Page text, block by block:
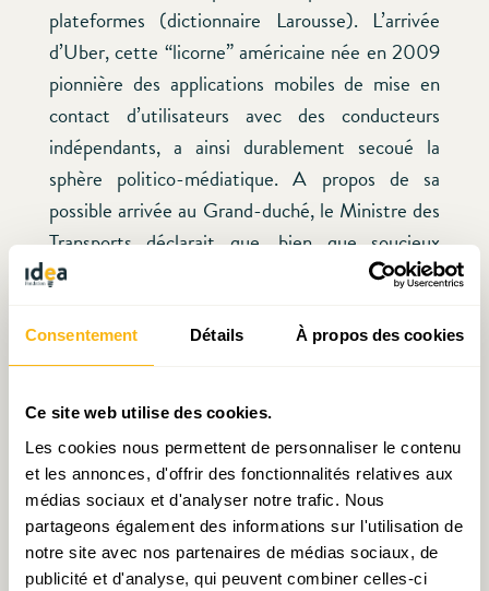
Consentement Détails À propos des cookies
Ce site web utilise des cookies.
Les cookies nous permettent de personnaliser le contenu
et les annonces, d'offrir des fonctionnalités relatives aux
médias sociaux et d'analyser notre trafic. Nous
partageons également des informations sur l'utilisation de
notre site avec nos partenaires de médias sociaux, de
publicité et d'analyse, qui peuvent combiner celles-ci
plateformes (dictionnaire Larousse). L’arrivée
d’Uber, cette “licorne” américaine née en 2009
pionnière des applications mobiles de mise en
contact d’utilisateurs avec des conducteurs
indépendants, a ainsi durablement secoué la
sphère politico-médiatique. A propos de sa
possible arrivée au Grand-duché, le Ministre des
Transports déclarait que, bien que soucieux
“d’améliorer constamment l’offre de la mobilité et
son objectif n’était pas
“de favoriser le travail
effectué par des faux indépendants où d’accepter
un nivellement vers le bas des standards sociaux”.
donc, pour le moment, avoir atteint là les limites
de son acceptabilité.
Mais tandis que nous dissertons sur un monde